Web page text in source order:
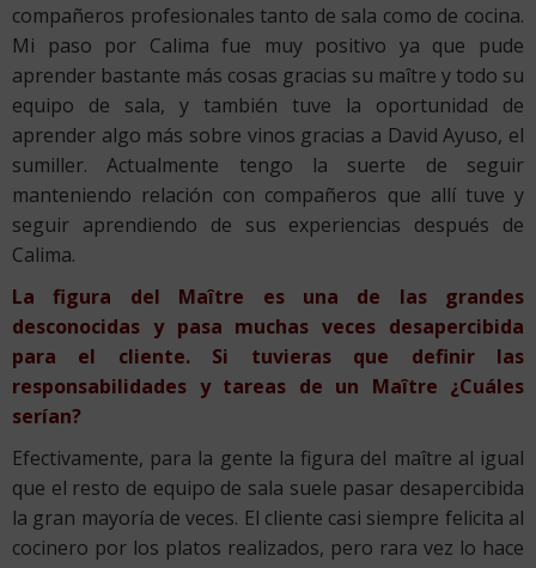
compañeros profesionales tanto de sala como de cocina.
Mi paso por Calima fue muy positivo ya que pude
aprender bastante más cosas gracias su maître y todo su
equipo de sala, y también tuve la oportunidad de
aprender algo más sobre vinos gracias a David Ayuso, el
sumiller. Actualmente tengo la suerte de seguir
manteniendo relación con compañeros que allí tuve y
seguir aprendiendo de sus experiencias después de
Calima.
La figura del Maître es una de las grandes
desconocidas y pasa muchas veces desapercibida
para el cliente. Si tuvieras que definir las
responsabilidades y tareas de un Maître ¿Cuáles
serían?
Efectivamente, para la gente la figura del maître al igual
que el resto de equipo de sala suele pasar desapercibida
la gran mayoría de veces. El cliente casi siempre felicita al
cocinero por los platos realizados, pero rara vez lo hace